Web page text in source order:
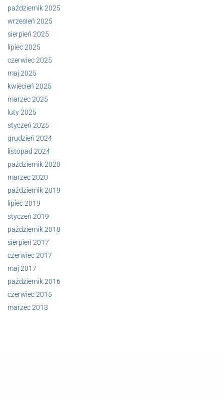
październik 2025
wrzesień 2025
sierpień 2025
lipiec 2025
czerwiec 2025
maj 2025
kwiecień 2025
marzec 2025
luty 2025
styczeń 2025
grudzień 2024
listopad 2024
październik 2020
marzec 2020
październik 2019
lipiec 2019
styczeń 2019
październik 2018
sierpień 2017
czerwiec 2017
maj 2017
październik 2016
czerwiec 2015
marzec 2013